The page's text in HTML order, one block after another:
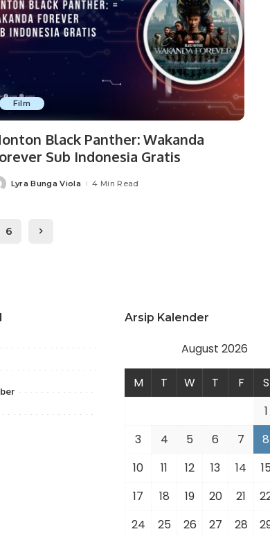
Film
Black Panther: Wakanda
Sub Indonesia Gratis
Lyra Bunga Viola 4 Min Read
6
Arsip Kalender
August 2026
M T W T F S
1
3
4 5 6 7 8
10
11 12 13 14 15
17
18 19 20 21
24
25 26 27 28